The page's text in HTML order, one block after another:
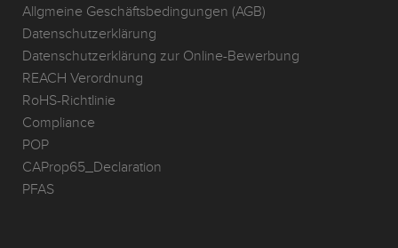
Allgmeine Geschäftsbedingungen (AGB)
Datenschutzerklärung
Datenschutzerklärung zur Online-Bewerbung
REACH Verordnung
RoHS-Richtlinie
Compliance
POP
CAProp65_Declaration
PFAS